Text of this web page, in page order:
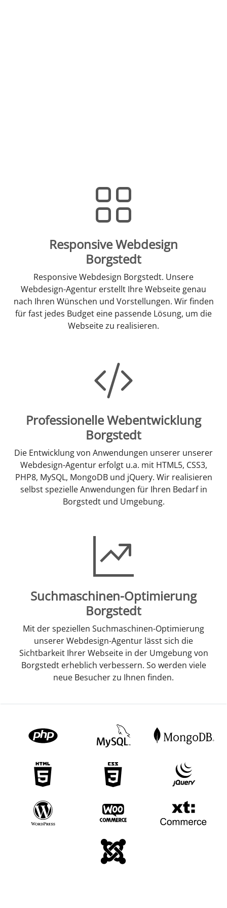
Responsive Webdesign
Borgstedt
Responsive Webdesign Borgstedt. Unsere
Webdesign-Agentur erstellt Ihre Webseite genau
nach Ihren Wünschen und Vorstellungen. Wir finden
für fast jedes Budget eine passende Lösung, um die
Webseite zu realisieren.
Professionelle Webentwicklung
Borgstedt
Die Entwicklung von Anwendungen unserer unserer
Webdesign-Agentur erfolgt u.a. mit HTML5, CSS3,
PHP8, MySQL, MongoDB und jQuery. Wir realisieren
selbst spezielle Anwendungen für Ihren Bedarf in
Borgstedt und Umgebung.
Suchmaschinen-Optimierung
Borgstedt
Mit der speziellen Suchmaschinen-Optimierung
unserer Webdesign-Agentur lässt sich die
Sichtbarkeit Ihrer Webseite in der Umgebung von
Borgstedt erheblich verbessern. So werden viele
neue Besucher zu Ihnen finden.